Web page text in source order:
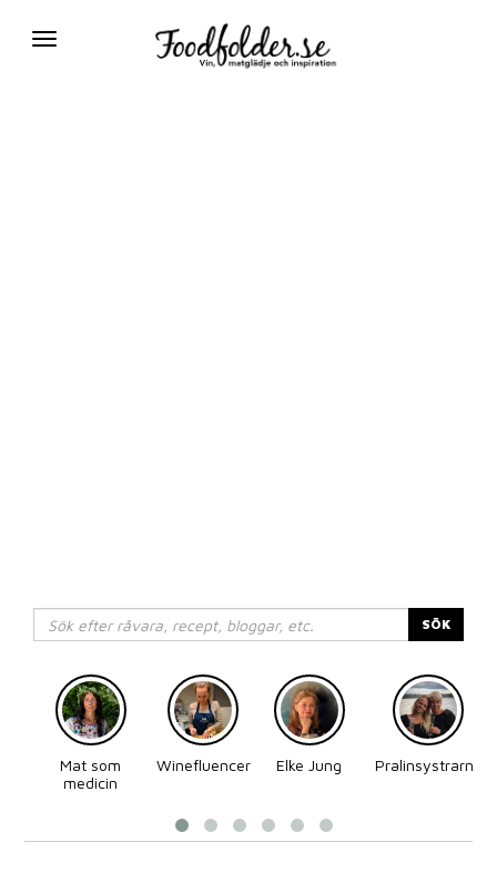
Växla
SÖK
Mat som
medicin
Winefluencer Elke Jung
Pralinsystrarna